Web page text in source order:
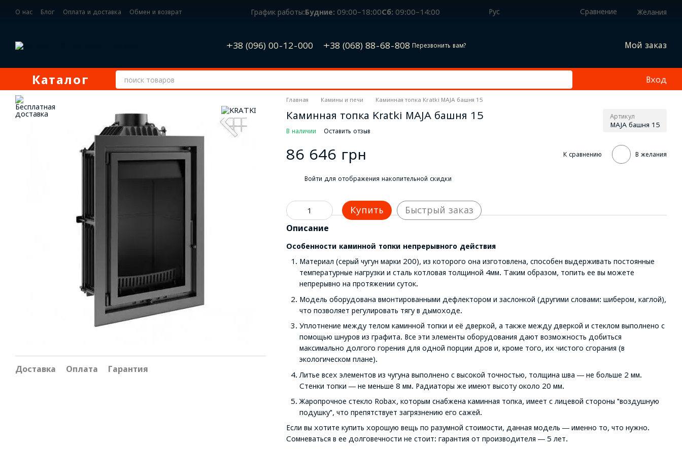
О нас Блог Оплата и доставка
Обмен и возврат
График работы:Будние: 09:00–18:00Сб: 09:00–14:00 Рус Сравнение Желания
+38 (096) 00-12-000 +38 (068) 88-68-808 Перезвонить вам? Мой заказ
Каталог Вход
Доставка Оплата Гарантия
Главная Камины и печи Каминная топка Kratki MAJA башня 15
Каминная топка Kratki MAJA башня 15 Артикул
MAJA башня 15
В наличии Оставить отзыв
86 646 грн К сравнению В желания
Войти для отображения накопительной скидки
Купить Быстрый заказ
Описание
Особенности каминной топки непрерывного действия
Материал (серый чугун марки 200), из которого она изготовлена, способен выдерживать постоянные
температурные нагрузки и сталь котловая толщиной 4мм. Таким образом, топить ее вы можете
непрерывно на протяжении суток.
Модель оборудована вмонтированными дефлектором и заслонкой (другими словами: шибером, каглой),
что позволяет регулировать тягу в дымоходе.
Уплотнение между телом каминной топки и её дверкой, а также между дверкой и стеклом выполнено с
помощью шнуров из графита. Все эти элементы оборудования дают возможность добиться
максимально долгого горения для одной порции дров и, кроме того, их чистого сгорания (в
экологическом плане).
Литье всех элементов из чугуна выполнено с высокой точностью, толщина шва ― не больше 2 мм.
Стенки топки ― не меньше 8 мм. Радиаторы же имеют высоту около 20 мм.
Жаропрочное стекло Robax, которым снабжена каминная топка, имеет с лицевой стороны "воздушную
подушку", что препятствует загрязнению его сажей.
Если вы хотите купить хорошую вещь по разумной стоимости, данная модель ― именно то, что нужно.
Сомневаться в ее долговечности не стоит: гарантия от производителя ― 5 лет.